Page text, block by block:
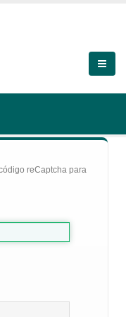
reCaptcha para